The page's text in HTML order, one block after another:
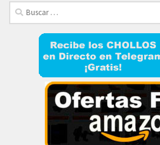
Buscar: